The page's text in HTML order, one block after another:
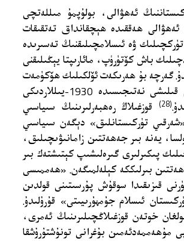
ئەھۋالى، بولۇپمۇ مىللەتچى
ئەھۋالى ھەققىدە ھېچقانداق تەتقىقات
سالساق، 1920-1910-يىللاردا تۈركچىلىك ۋە ئىسلامچىلىقنىڭ تەسىرىدە
باش كۆتۈرۈپ، مائارىپتا يېڭىلىقنى
گەرچە بۇ ھەرىكەت ئۆلكىلىك ھۆكۈمەت
تەرىپىدىن باستۇرۇلغان بولسىمۇ، بۇ ئېقىمنىڭ تەرەققىي قىلىشى نەتىجىسىدە 1930-يىللاردىكى
(28)
قوزغىلاڭ رەھبەرلىرىنىڭ سىياسىي
تۈركىستانلىق» دېگەن سىياسىي
يەنە بىر جەھەتتىن زامانىۋىچىلىق،
پىكىرلىرى گىرەلىشىپ كېتىشتەك بىر
بىرلىككە كېلەلمىگەن. «ھەممىسى
قىزىقىدا سوقۇش پۇرسىتىنى قولدىن
ئىسلام جۇمھۇرىيىتى» قۇرۇلىدۇ.
خوتەن قوزغىلاڭچىلىرىنىڭ ئەمرى،
مۇھەممەدئەمىن بۇغرانى تونۇشتۇرۇشقا